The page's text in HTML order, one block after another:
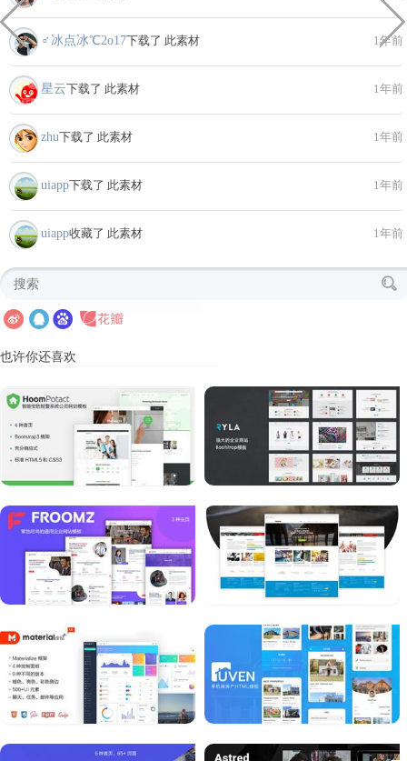
♂冰点冰℃2o17下载了 此素材 1年前
星云下载了 此素材 1年前
zhu下载了 此素材 1年前
uiapp下载了 此素材 1年前
uiapp收藏了 此素材 1年前
也许你还喜欢